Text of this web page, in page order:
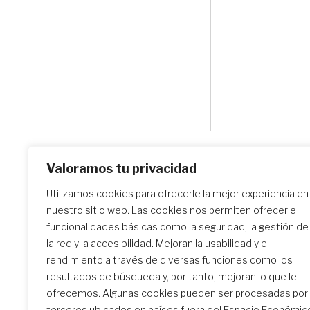
Valoramos tu privacidad
Utilizamos cookies para ofrecerle la mejor experiencia en
nuestro sitio web. Las cookies nos permiten ofrecerle
funcionalidades básicas como la seguridad, la gestión de
la red y la accesibilidad. Mejoran la usabilidad y el
rendimiento a través de diversas funciones como los
resultados de búsqueda y, por tanto, mejoran lo que le
ofrecemos. Algunas cookies pueden ser procesadas por
Buscar centros